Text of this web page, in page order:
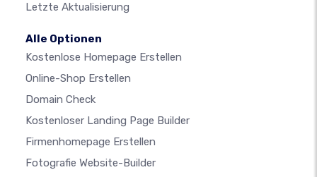
Letzte Aktualisierung
Alle Optionen
Kostenlose Homepage Erstellen
Online-Shop Erstellen
Domain Check
Kostenloser Landing Page Builder
Firmenhomepage Erstellen
Fotografie Website-Builder